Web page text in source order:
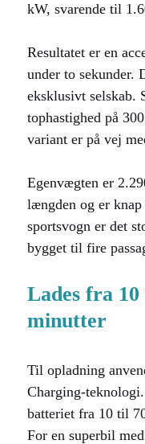
kW, svarende til
Resultatet er en
under to sekunder.
eksklusivt selskab.
tophastighed på
variant er på vej
Egenvægten er
længden og er
sportsvogn er det
bygget til fire
Lades fra
minutter
Til opladning
Charging-
batteriet fra 10 til
For en superbil